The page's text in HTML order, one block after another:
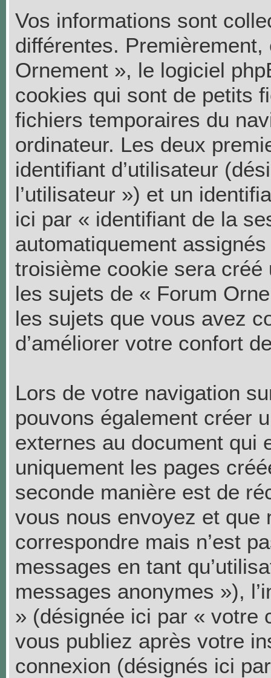
Vos informations sont
différentes.
Ornement », le logiciel
cookies qui sont de petits
fichiers temporaires du
ordinateur. Les deux
identifiant d’utilisateur
l’utilisateur ») et un
ici par « identifiant de la
automatiquement
troisième cookie sera
les sujets de « Forum
les sujets que vous avez
d’améliorer votre confort
Lors de votre navigation
pouvons également créer
externes au document qui
uniquement les pages
seconde manière est de
vous nous envoyez et que
correspondre mais n’est
messages en tant
messages anonymes »),
» (désignée ici par « votre
vous publiez après votre
connexion (désignés ici